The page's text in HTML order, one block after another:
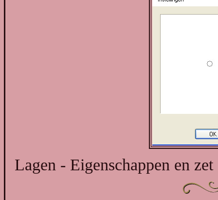
Lagen - Eigenschappen en